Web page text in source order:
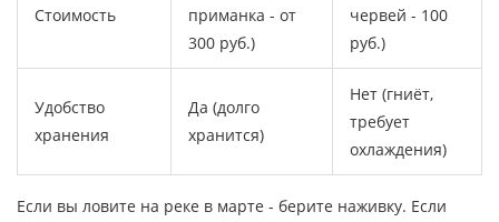
Стоимость
приманка - от
300 руб.)
червей - 100
руб.)
Удобство
хранения
Да (долго
хранится)
Нет (гниёт,
требует
охлаждения)
Если вы ловите на реке в марте - берите наживку. Если